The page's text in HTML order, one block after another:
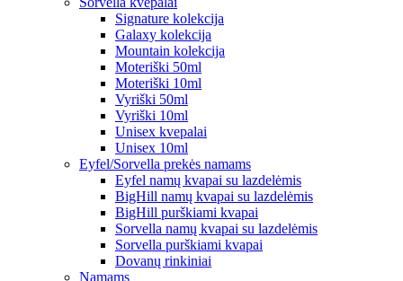
Signature kolekcija
Galaxy kolekcija
Mountain kolekcija
Moteriški 50ml
Moteriški 10ml
Vyriški 50ml
Vyriški 10ml
Unisex kvepalai
Unisex 10ml
Eyfel/Sorvella prekės namams
Eyfel namų kvapai su lazdelėmis
BigHill namų kvapai su lazdelėmis
BigHill purškiami kvapai
Sorvella namų kvapai su lazdelėmis
Sorvella purškiami kvapai
Dovanų rinkiniai
Namams